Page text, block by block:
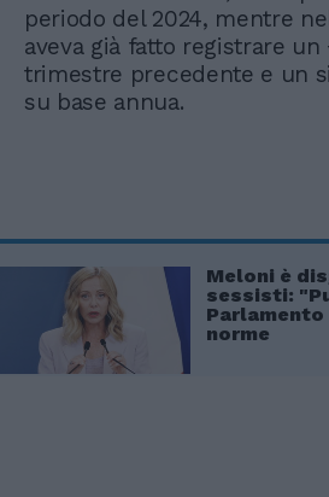
periodo del 2024, mentre
aveva già fatto registrare
trimestre precedente e un
su base annua.
Meloni è
sessisti:
Parlamento
norme